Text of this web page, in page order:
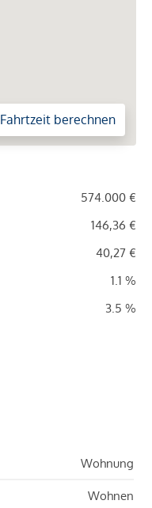
Fahrtzeit berechnen
574.000 €
146,36 €
40,27 €
1.1 %
3.5 %
Wohnung
Wohnen